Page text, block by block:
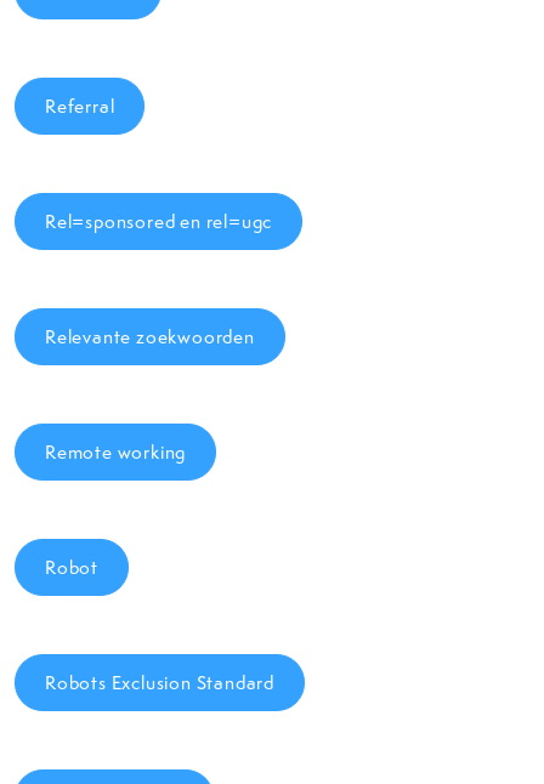
Referral
Rel=sponsored en rel=ugc
Relevante zoekwoorden
Remote working
Robot
Robots Exclusion Standard